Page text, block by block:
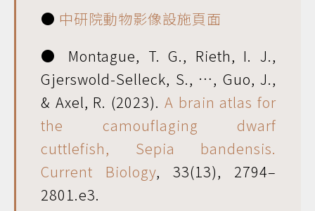
● 中研院動物影像設施頁面
● Montague, T. G., Rieth, I. J.,
Gjerswold-Selleck, S., …, Guo, J.,
& Axel, R. (2023). A brain atlas for
the camouflaging dwarf
cuttlefish, Sepia bandensis.
Current Biology, 33(13), 2794–
2801.e3.